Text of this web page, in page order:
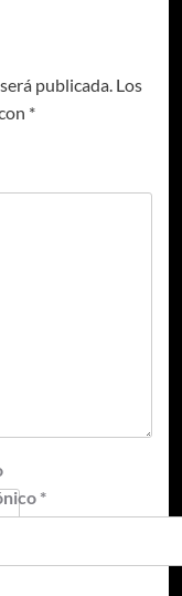
publicada. Los
*
*